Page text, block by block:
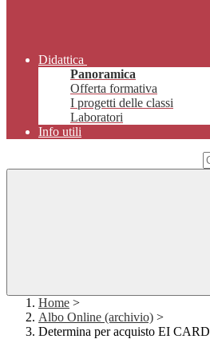
Didattica
Panoramica
Offerta formativa
I progetti delle classi
Laboratori
Info utili
Home >
Albo Online (archivio) >
Determina per acquisto EI CARD